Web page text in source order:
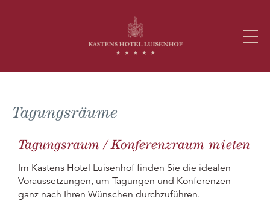
Tagungsräume
Tagungsraum / Konferenzraum mieten
Im Kastens Hotel Luisenhof finden Sie die idealen
Voraussetzungen, um Tagungen und Konferenzen
ganz nach Ihren Wünschen durchzuführen.